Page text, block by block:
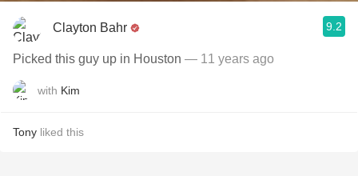
Clayton Bahr 9.2
Picked this guy up in Houston — 11 years ago
with Kim
Tony liked this